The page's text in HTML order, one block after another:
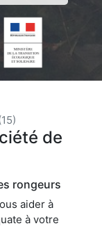
de
rongeurs
aider à
à votre